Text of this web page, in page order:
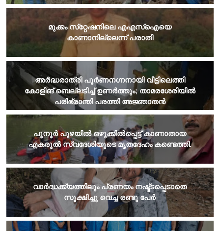
മുക്കം സ്‌റ്റേഷനിലെ എഎസ്‌ഐയെ
കാണാനില്ലെന്ന് പരാതി
അർദ്ധരാത്രി പൂർണനഗ്നനായി വീട്ടിലെത്തി
കോളിങ് ബെല്ലടിച്ച് ഉണർത്തും; താമരശേരിയിൽ
പരിഭ്രാന്തി പരത്തി അജ്ഞാതൻ
​പൂനൂർ പുഴയിൽ ഒഴുക്കിൽപ്പെട്ട് കാണാതായ
എകരൂൽ സ്വദേശിയുടെ മൃതദേഹം കണ്ടെത്തി.
വാർദ്ധക്ക്യത്തിലും പ്രണയം നഷ്ട്ടപ്പെടാതെ
സൂക്ഷിച്ചു വെച്ച രണ്ടു പേർ